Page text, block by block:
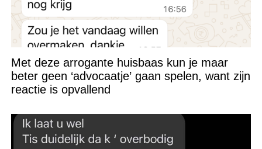
Met deze arrogante huisbaas kun je maar
beter geen ‘advocaatje’ gaan spelen, want zijn
reactie is opvallend